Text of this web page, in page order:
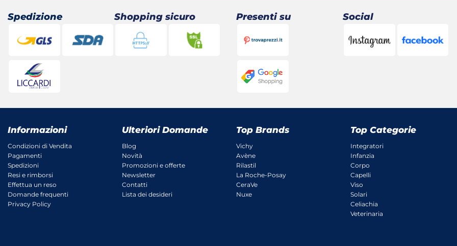
Spedizione Shopping sicuro Presenti su Social
Informazioni
Condizioni di Vendita
Pagamenti
Spedizioni
Resi e rimborsi
Effettua un reso
Domande frequenti
Privacy Policy
Ulteriori Domande
Blog
Novità
Promozioni e offerte
Newsletter
Contatti
Lista dei desideri
Top Brands
Vichy
Avène
Rilastil
La Roche-Posay
CeraVe
Nuxe
Top Categorie
Integratori
Infanzia
Corpo
Capelli
Viso
Solari
Celiachia
Veterinaria